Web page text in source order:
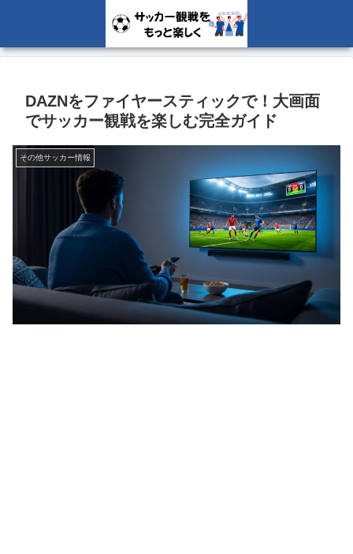
DAZNをファイヤースティックで！大画面
でサッカー観戦を楽しむ完全ガイド
その他サッカー情報